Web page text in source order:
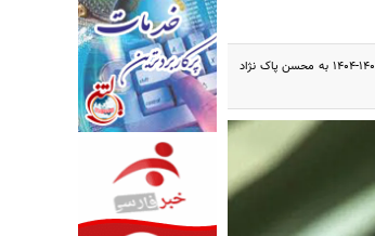
حاجی دلیگانی نماینده شاهین شهر، برخوار و میمه در خصوص لزوم رفع کمبود سهمیه سوخت ماشین آلات کشاورزی استان اصفهان در سال زراعی 1403-1404 به محسن پاک نژاد